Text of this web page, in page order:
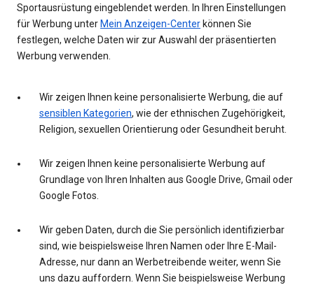
Sportausrüstung eingeblendet werden. In Ihren Einstellungen
für Werbung unterMein Anzeigen-Centerkönnen Sie
festlegen, welche Daten wir zur Auswahl der präsentierten
Werbung verwenden.
Wir zeigen Ihnen keine personalisierte Werbung, die auf
sensiblen Kategorien, wie der ethnischen Zugehörigkeit,
Religion, sexuellen Orientierung oder Gesundheit beruht.
Wir zeigen Ihnen keine personalisierte Werbung auf
Grundlage von Ihren Inhalten aus Google Drive, Gmail oder
Google Fotos.
Wir geben Daten, durch die Sie persönlich identifizierbar
sind, wie beispielsweise Ihren Namen oder Ihre E-Mail-
Adresse, nur dann an Werbetreibende weiter, wenn Sie
uns dazu auffordern. Wenn Sie beispielsweise Werbung